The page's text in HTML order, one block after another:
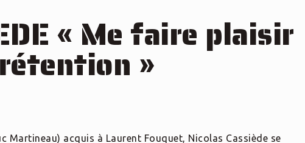
« Me faire plaisir
»
Martineau) acquis à Laurent Fouquet, Nicolas Cassiède se